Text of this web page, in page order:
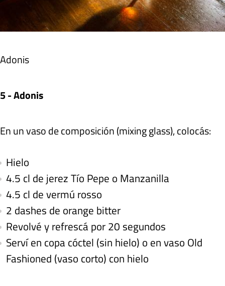
Adonis
5 - Adonis
En un vaso de composición (mixing glass), colocás:
Hielo
4.5 cl de jerez Tío Pepe o Manzanilla
4.5 cl de vermú rosso
2 dashes de orange bitter
Revolvé y refrescá por 20 segundos
Serví en copa cóctel (sin hielo) o en vaso Old
Fashioned (vaso corto) con hielo